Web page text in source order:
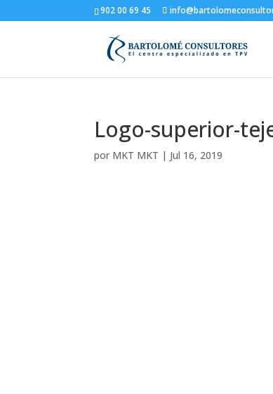
902 00 69 45
Logo-superior-
por MKT MKT | Jul 16, 2019